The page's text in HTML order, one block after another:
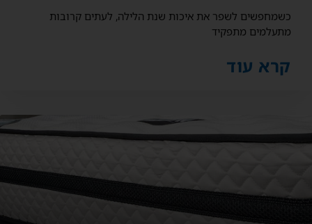
כשמחפשים לשפר את איכות שנת הלילה, לעתים קרובות
מתעלמים מתפקיד
קרא עוד